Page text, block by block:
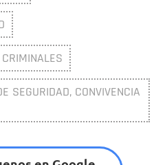
SEGURIDAD, CONVIVENCIA